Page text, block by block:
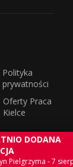
DODANA
Pielgrzyma - 7
Polityka
prywatności
Oferty Praca
Kielce